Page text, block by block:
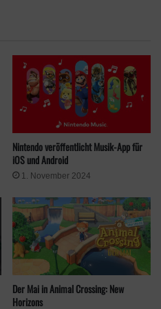
ein Schneemann mal
nicht ärgern. Nach fünf Tagen
Nintendo
zum aktuell laufenden Festtag:
aus mit Lichterketten
Nintendo veröffentlicht Musik-App für
iOS und Android
1. November 2024
Der Mai in Animal Crossing: New
Horizons